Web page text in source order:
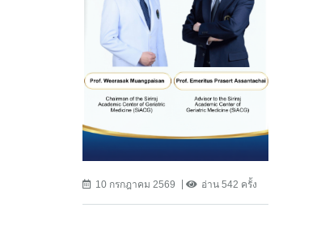
10 กรกฎาคม 2569 อ่าน 542 ครั้ง